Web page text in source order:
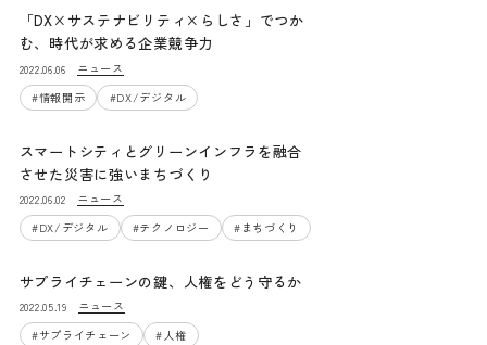
「DX×サステナビリティ×らしさ」でつか
む、時代が求める企業競争力
2022.06.06
ニュース
#情報開示 #DX/デジタル
スマートシティとグリーンインフラを融合
させた災害に強いまちづくり
2022.06.02
ニュース
#DX/デジタル #テクノロジー # まちづくり
サプライチェーンの鍵、人権をどう守るか
2022.05.19
ニュース
#サプライチェーン #人権